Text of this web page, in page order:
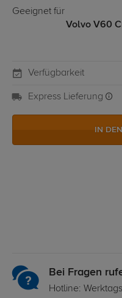
Geeignet für
Volvo V60
Verfügbarkeit
Express Lieferung
IN
Bei Fragen
Hotline: